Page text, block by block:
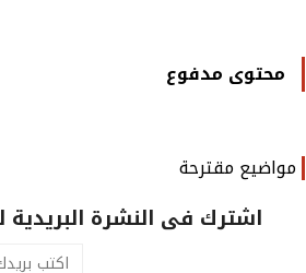
محتوى مدفوع
مواضيع مقترحة
اشترك فى النشرة